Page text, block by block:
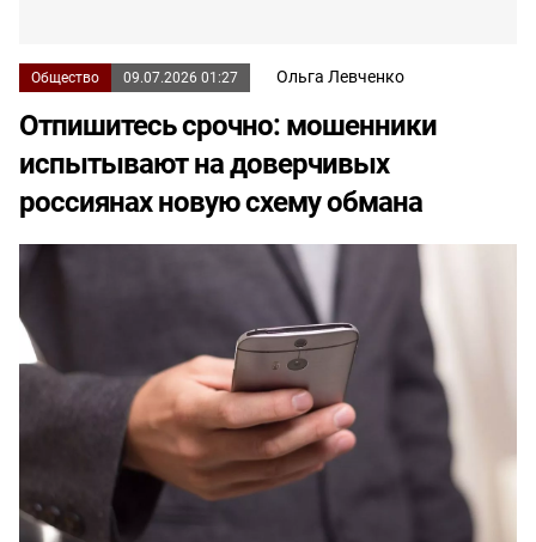
Общество 09.07.2026 01:27 Ольга Левченко
Отпишитесь срочно: мошенники
испытывают на доверчивых
россиянах новую схему обмана